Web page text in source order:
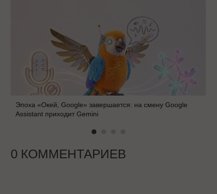
Эпоха «Окей, Google» завершается: на смену Google
Assistant приходит Gemini
0 КОММЕНТАРИЕВ